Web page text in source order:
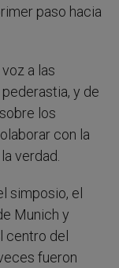
paso hacia
a las
y de
los
con la
verdad.
simposio, el
Munich y
centro del
fueron